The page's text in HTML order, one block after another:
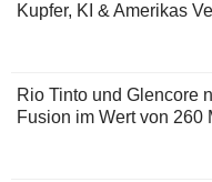
Kupfer, KI & Amerikas
Rio Tinto und Glencore
Fusion im Wert von